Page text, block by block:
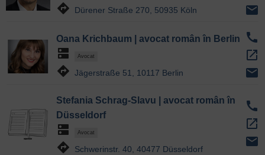
directions Dürener Straße 270, 50935 Köln
email
Oana Krichbaum | avocat român în Berlin
dns Avocat
directions Jägerstraße 51, 10117 Berlin
call
open_in_new
email
Stefania Schrag-Slavu | avocat român în
Düsseldorf
dns Avocat
directions Schwerinstr. 40, 40477 Düsseldorf
call
open_in_new
email